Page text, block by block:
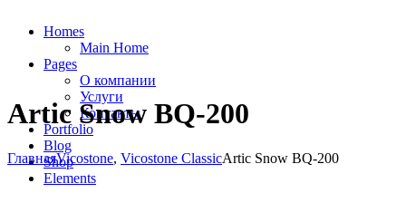
Homes
Main Home
Pages
О компании
Услуги
Контакты
Portfolio
Blog
Shop
Elements
Artic Snow BQ-200
ГлавнаяVicostone, Vicostone ClassicArtic Snow BQ-200